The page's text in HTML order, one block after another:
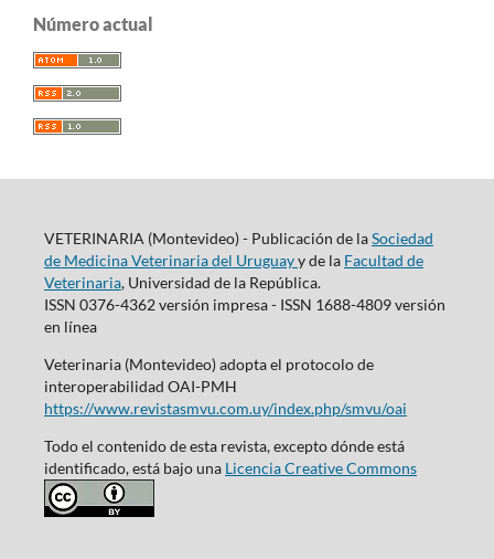
Número actual
VETERINARIA (Montevideo) - Publicación de laSociedad
de Medicina Veterinaria del Uruguayy de la Facultad de
Veterinaria, Universidad de la República.
ISSN 0376-4362 versión impresa - ISSN 1688-4809 versión
en línea
Veterinaria (Montevideo) adopta el protocolo de
interoperabilidad OAI-PMH
https://www.revistasmvu.com.uy/index.php/smvu/oai
Todo el contenido de esta revista, excepto dónde está
identificado, está bajo una Licencia Creative Commons